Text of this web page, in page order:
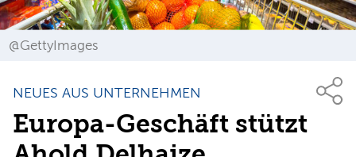
@GettyImages
NEUES AUS UNTERNEHMEN
Europa-Geschäft stützt